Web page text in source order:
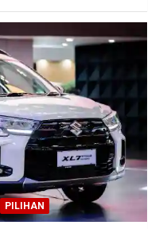
PILIHAN